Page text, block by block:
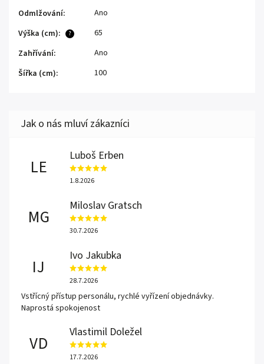
Odmlžování: Ano
?
Výška (cm):
65
Zahřívání:
Ano
Šířka (cm): 100
LE
Luboš Erben
1.8.2026
MG
Miloslav Gratsch
30.7.2026
IJ
Ivo Jakubka
28.7.2026
Vstřícný přístup personálu, rychlé vyřízení objednávky.
Naprostá spokojenost
VD
Vlastimil Doležel
17.7.2026